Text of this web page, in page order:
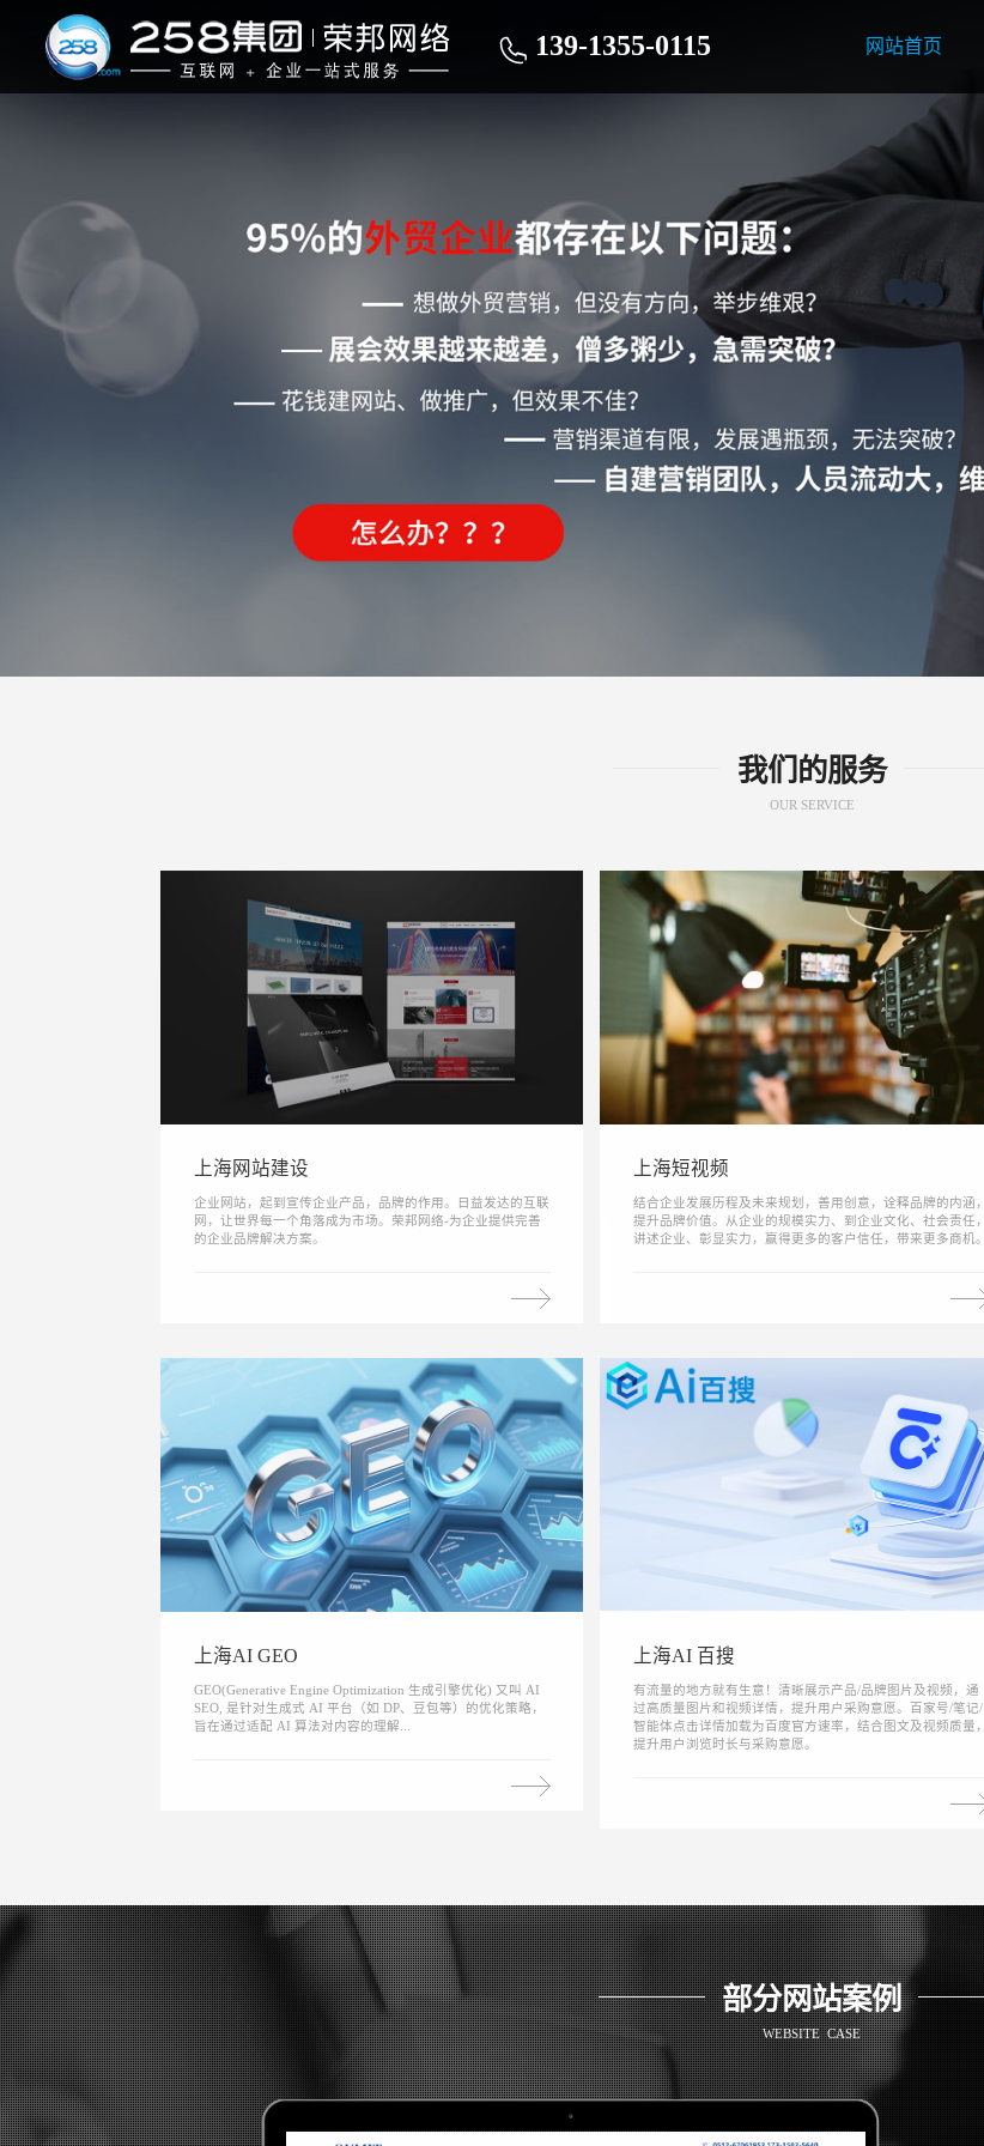
139-1355-0115 网站首页
我们的服务
OUR SERVICE
上海网站建设
企业网站，起到宣传企业产品，品牌的作用。日益发达的互联
网，让世界每一个角落成为市场。荣邦网络-为企业提供完善
的企业品牌解决方案。
上海短视频
结合企业发展历程及未来规划，善用创意，诠释品牌的内涵，
提升品牌价值。从企业的规模实力、到企业文化、社会责任，
讲述企业、彰显实力，赢得更多的客户信任，带来更多商机。
上海AI GEO
GEO(Generative Engine Optimization 生成引擎优化) 又叫 AI
SEO, 是针对生成式 AI 平台（如 DP、豆包等）的优化策略，
旨在通过适配 AI 算法对内容的理解...
上海AI 百搜
有流量的地方就有生意！清晰展示产品/品牌图片及视频，通
过高质量图片和视频详情，提升用户采购意愿。百家号/笔记/
智能体点击详情加载为百度官方速率，结合图文及视频质量，
提升用户浏览时长与采购意愿。
部分网站案例
WEBSITE CASE